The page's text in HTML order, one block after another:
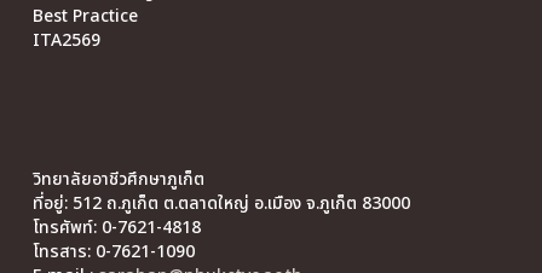
Best Practice
ITA2569
วิทยาลัยอาชีวศึกษาภูเก็ต
ที่อยู่: 512 ถ.ภูเก็ต ต.ตลาดใหญ่ อ.เมือง จ.ภูเก็ต 83000
โทรศัพท์: 0-7621-4818
โทรสาร: 0-7621-1090